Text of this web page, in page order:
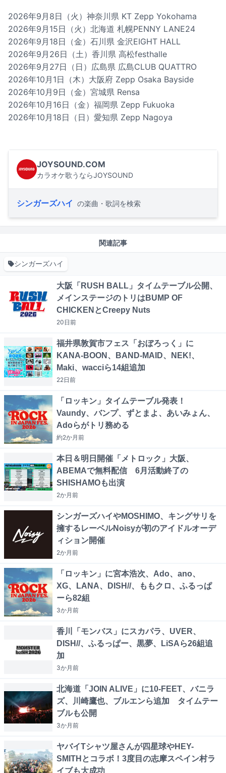
2026年9月8日（火）神奈川県 KT Zepp Yokohama
2026年9月15日（火）北海道 札幌PENNY LANE24
2026年9月18日（金）石川県 金沢EIGHT HALL
2026年9月26日（土）香川県 高松festhalle
2026年9月27日（日）広島県 広島CLUB QUATTRO
2026年10月1日（木）大阪府 Zepp Osaka Bayside
2026年10月9日（金）宮城県 Rensa
2026年10月16日（金）福岡県 Zepp Fukuoka
2026年10月18日（日）愛知県 Zepp Nagoya
JOYSOUND.COM
カラオケ歌うならJOYSOUND
シンガーズハイ の楽曲・歌詞を検索
関連記事
シンガーズハイ
大阪「RUSH BALL」タイムテーブル公開、
メインステージのトリはBUMP OF
CHICKENとCreepy Nuts
20日前
福井県敦賀市フェス「おぼろっく」に
KANA-BOON、BAND-MAID、NEK!、
Maki、wacciら14組追加
22日前
「ロッキン」タイムテーブル発表！
Vaundy、バンプ、ずとまよ、あいみょん、
Adoらがトリ務める
約2か月前
本日＆明日開催「メトロック」大阪、
ABEMAで無料配信 6月活動終了の
SHISHAMOも出演
2か月前
シンガーズハイやMOSHIMO、キングサリを
擁するレーベルNoisyが初のアイドルオーデ
ィション開催
2か月前
「ロッキン」に宮本浩次、Ado、ano、
XG、LANA、DISH//、ももクロ、ふるっぱ
ーら82組
3か月前
香川「モンバス」にスカパラ、UVER、
DISH//、ふるっぱー、黒夢、LiSAら26組追
加
3か月前
北海道「JOIN ALIVE」に10-FEET、バニラ
ズ、川崎鷹也、ブルエンら追加 タイムテー
ブルも公開
3か月前
ヤバイTシャツ屋さんが四星球やHEY-
SMITHとコラボ！3度目の志摩スペイン村ラ
イブも大成功